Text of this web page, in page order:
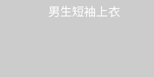
男生短袖上衣